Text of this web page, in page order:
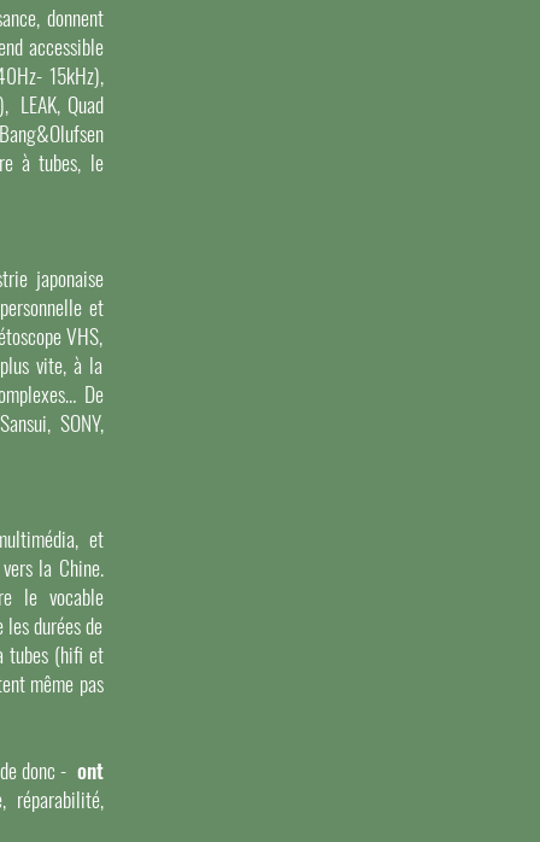
donnent
accessible
15kHz),
LEAK, Quad
à tubes, le
japonaise
et
VHS,
vite, à la
De
SONY,
et
la Chine.
le vocable
durées de
tubes (hifi et
même pas
donc - ont
réparabilité,